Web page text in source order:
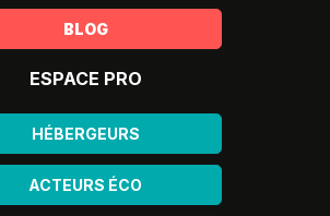
BLOG
ESPACE PRO
HÉBERGEURS
ACTEURS ÉCO